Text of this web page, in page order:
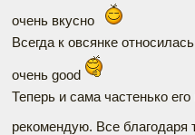
очень вкусно
Всегда к овсянке
очень good
Теперь и сама частенько
рекомендую. Все благодаря